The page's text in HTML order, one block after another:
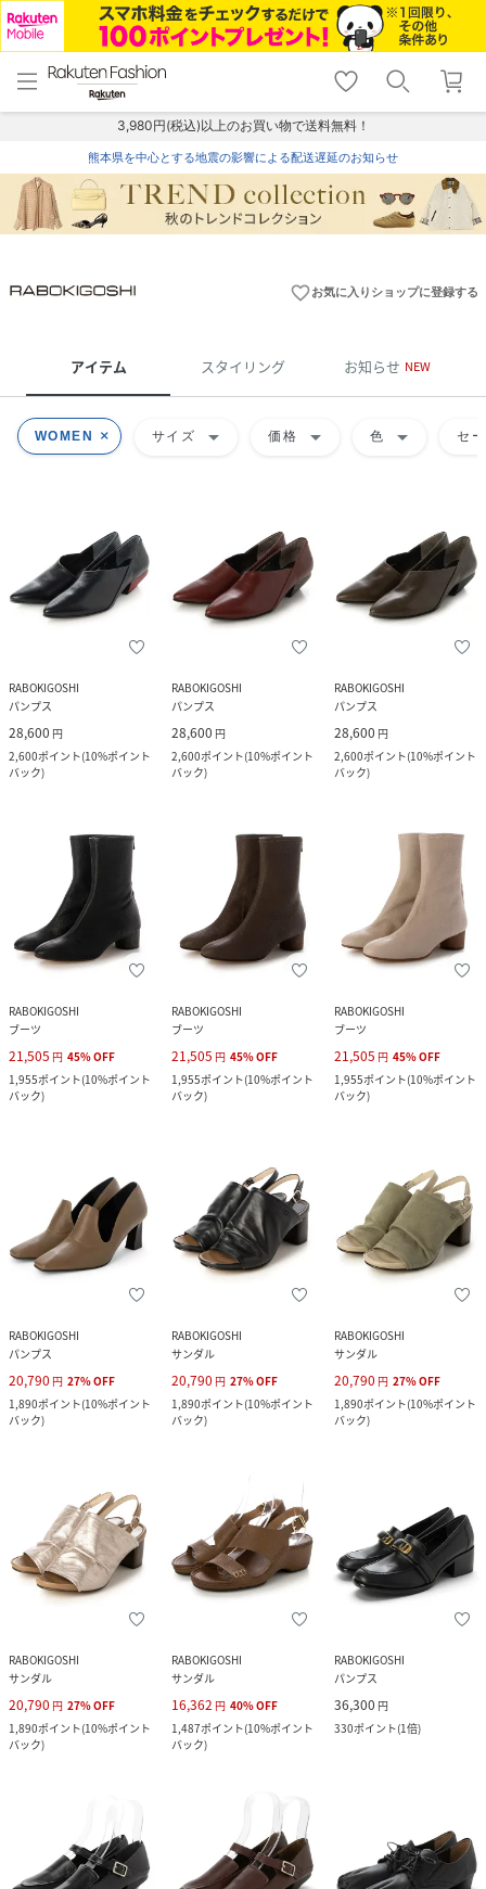
menu home
トップ
shopping_cart lock_outline
ログイン
3,980円(税込)以上のお買い物で送料無料！
熊本県を中心とする地震の影響による配送遅延のお知らせ
favorite_borderお気に入りショップに登録する
アイテム スタイリング お知らせ NEW
WOMEN サイズ arrow_drop_down 価格 arrow_drop_down 色 arrow_drop_down セ
RABOKIGOSHI
パンプス
28,600 円
2,600ポイント(10%ポイント
バック)
RABOKIGOSHI
パンプス
28,600 円
2,600ポイント(10%ポイント
バック)
RABOKIGOSHI
パンプス
28,600 円
2,600ポイント(10%ポイント
バック)
RABOKIGOSHI
ブーツ
21,505 円 45%OFF
1,955ポイント(10%ポイント
バック)
RABOKIGOSHI
ブーツ
21,505 円 45%OFF
1,955ポイント(10%ポイント
バック)
RABOKIGOSHI
ブーツ
21,505 円 45%OFF
1,955ポイント(10%ポイント
バック)
RABOKIGOSHI
パンプス
20,790 円 27%OFF
1,890ポイント(10%ポイント
バック)
RABOKIGOSHI
サンダル
20,790 円 27%OFF
1,890ポイント(10%ポイント
バック)
RABOKIGOSHI
サンダル
20,790 円 27%OFF
1,890ポイント(10%ポイント
バック)
RABOKIGOSHI
サンダル
20,790 円 27%OFF
1,890ポイント(10%ポイント
バック)
RABOKIGOSHI
サンダル
16,362 円 40%OFF
1,487ポイント(10%ポイント
バック)
RABOKIGOSHI
パンプス
36,300 円
330ポイント(1倍)